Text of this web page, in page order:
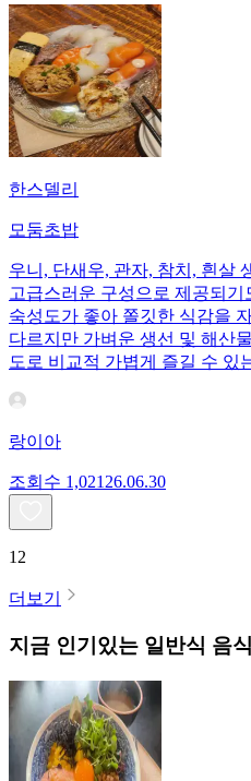
한스델리
모둠초밥
우니, 단새우, 관자, 참치, 흰살
고급스러운 구성으로 제공되
숙성도가 좋아 쫄깃한 식감을
다르지만 가벼운 생선 및 해산
도로 비교적 가볍게 즐길 수 있
랑이아
조회수 1,021 26.06.30
12
더보기
지금 인기있는 일반식 음